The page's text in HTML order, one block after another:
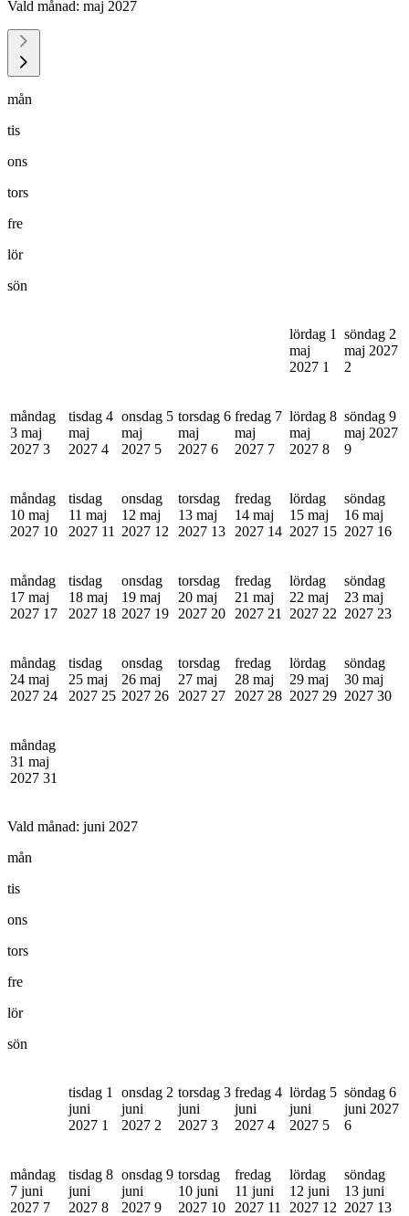
Vald månad: maj 2027
mån
tis
ons
tors
fre
lör
sön
lördag 1
maj
2027 1
söndag 2
maj 2027
2
måndag
3 maj
2027 3
tisdag 4
maj
2027 4
onsdag 5
maj
2027 5
torsdag 6
maj
2027 6
fredag 7
maj
2027 7
lördag 8
maj
2027 8
söndag 9
maj 2027
9
måndag
10 maj
2027 10
tisdag
11 maj
2027 11
onsdag
12 maj
2027 12
torsdag
13 maj
2027 13
fredag
14 maj
2027 14
lördag
15 maj
2027 15
söndag
16 maj
2027 16
måndag
17 maj
2027 17
tisdag
18 maj
2027 18
onsdag
19 maj
2027 19
torsdag
20 maj
2027 20
fredag
21 maj
2027 21
lördag
22 maj
2027 22
söndag
23 maj
2027 23
måndag
24 maj
2027 24
tisdag
25 maj
2027 25
onsdag
26 maj
2027 26
torsdag
27 maj
2027 27
fredag
28 maj
2027 28
lördag
29 maj
2027 29
söndag
30 maj
2027 30
måndag
31 maj
2027 31
Vald månad: juni 2027
mån
tis
ons
tors
fre
lör
sön
tisdag 1
juni
2027 1
onsdag 2
juni
2027 2
torsdag 3
juni
2027 3
fredag 4
juni
2027 4
lördag 5
juni
2027 5
söndag 6
juni 2027
6
måndag
7 juni
2027 7
tisdag 8
juni
2027 8
onsdag 9
juni
2027 9
torsdag
10 juni
2027 10
fredag
11 juni
2027 11
lördag
12 juni
2027 12
söndag
13 juni
2027 13